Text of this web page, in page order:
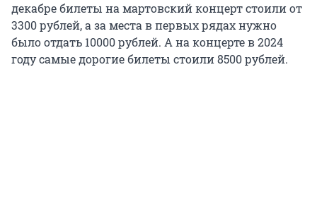
декабре билеты на мартовский концерт стоили от
3300 рублей, а за места в первых рядах нужно
было отдать 10000 рублей. А на концерте в 2024
году самые дорогие билеты стоили 8500 рублей.